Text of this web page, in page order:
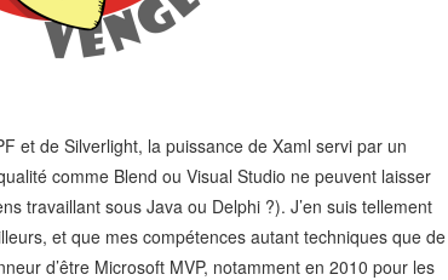
et de Silverlight, la puissance de Xaml servi par un
comme Blend ou Visual Studio ne peuvent laisser
travaillant sous Java ou Delphi ?). J’en suis tellement
et que mes compétences autant techniques que de
d’être Microsoft MVP, notamment en 2010 pour les